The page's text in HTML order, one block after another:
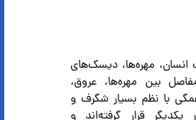
مهره‌ها، دیسک‌های
بین مهره‌ها، عروق،
با نظم بسیار شگرف و
یکدیگر قرار گرفته‌اند و